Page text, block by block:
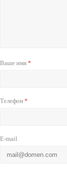
Ваше имя *
Телефон *
E-mail